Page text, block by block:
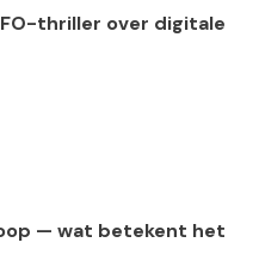
thriller over digitale
— wat betekent het